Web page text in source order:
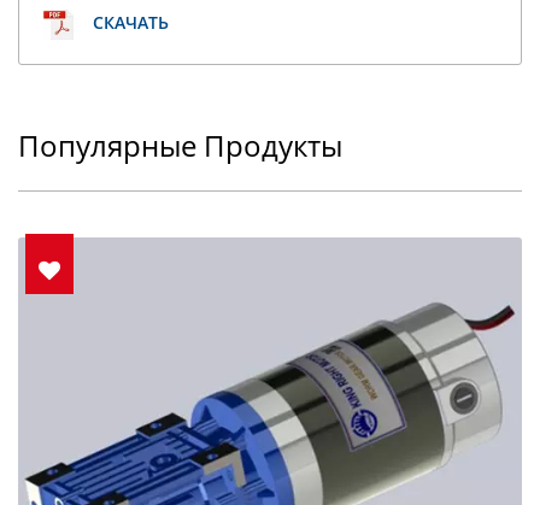
СКАЧАТЬ
Популярные Продукты